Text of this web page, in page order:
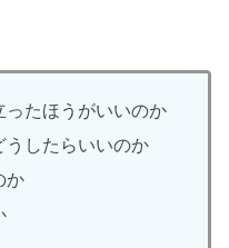
たほうがいいのか
したらいいのか
か